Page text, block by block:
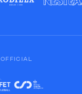
OFFICIAL